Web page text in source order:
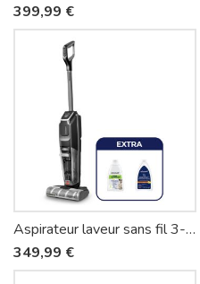
399,99 €
Aspirateur laveur sans fil 3-en-1 Bissell CrossWave OmniForce Edge Select 3999N
349,99 €